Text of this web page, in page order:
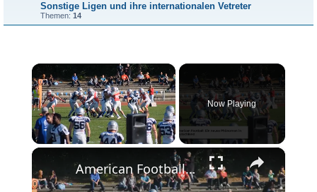
Sonstige Ligen und ihre internationalen Vetreter
Themen: 14
×
Now Playing
×
American Football in Deutschland: Aufstieg eines Sportsensation